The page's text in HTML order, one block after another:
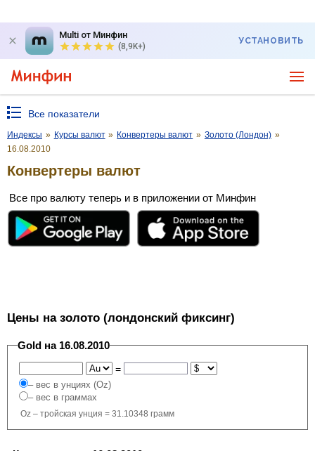
Multi от Минфин
(8,9K+)
УСТАНОВИТЬ
Все показатели
Индексы » Курсы валют » Конвертеры валют » Золото (Лондон) »
16.08.2010
Конвертеры валют
Все про валюту теперь и в приложении от Минфин
Цены на золото (лондонский фиксинг)
Gold на 16.08.2010
=
– вес в унциях (Oz)
– вес в граммах
Oz – тройская унция = 31.10348 грамм